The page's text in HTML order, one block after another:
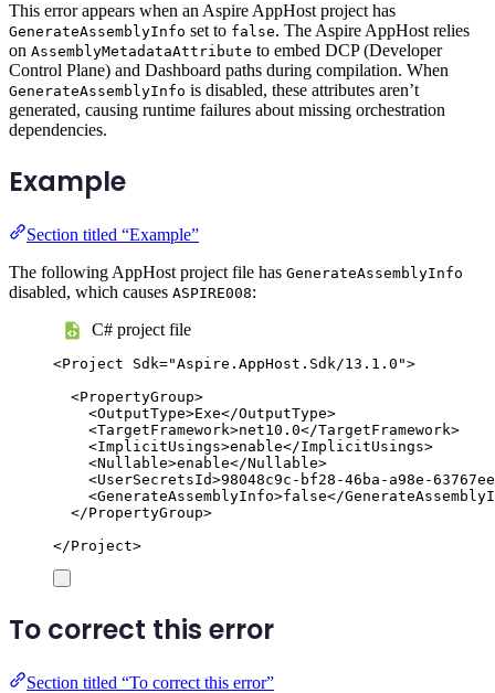
This error appears when an Aspire AppHost project has
GenerateAssemblyInfo set to false. The Aspire AppHost relies
on AssemblyMetadataAttribute to embed DCP (Developer
Control Plane) and Dashboard paths during compilation. When
GenerateAssemblyInfo is disabled, these attributes aren’t
generated, causing runtime failures about missing orchestration
dependencies.
Example
Section titled “Example”
The following AppHost project file has GenerateAssemblyInfo
disabled, which causes ASPIRE008:
C# project file
<Project Sdk="Aspire.AppHost.Sdk/13.1.0 ">
<PropertyGroup>
<OutputType>Exe</OutputType>
<TargetFramework>net10.0</TargetFramework>
<ImplicitUsings>enable</ImplicitUsings>
<Nullable>enable</Nullable>
<UserSecretsId>98048c9c-bf28-46ba-a98e-
<GenerateAssemblyInfo>false</
</PropertyGroup>
</Project>
To correct this error
Section titled “To correct this error”